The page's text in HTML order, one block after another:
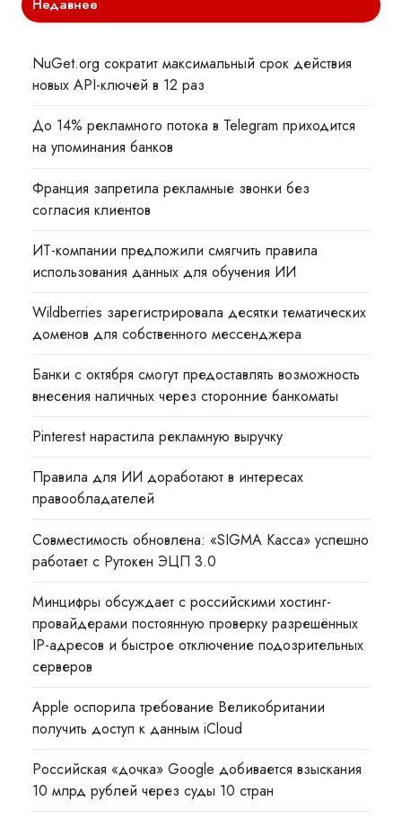
Недавнее
NuGet.org сократит максимальный срок действия
новых API-ключей в 12 раз
До 14% рекламного потока в Telegram приходится
на упоминания банков
Франция запретила рекламные звонки без
согласия клиентов
ИТ-компании предложили смягчить правила
использования данных для обучения ИИ
Wildberries зарегистрировала десятки тематических
доменов для собственного мессенджера
Банки с октября смогут предоставлять возможность
внесения наличных через сторонние банкоматы
Pinterest нарастила рекламную выручку
Правила для ИИ доработают в интересах
правообладателей
Совместимость обновлена: «SIGMA Касса» успешно
работает с Рутокен ЭЦП 3.0
Минцифры обсуждает с российскими хостинг-
провайдерами постоянную проверку разрешённых
IP-адресов и быстрое отключение подозрительных
серверов
Apple оспорила требование Великобритании
получить доступ к данным iCloud
Российская «дочка» Google добивается взыскания
10 млрд рублей через суды 10 стран